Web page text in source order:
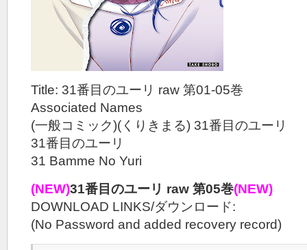
Title: 31番目のユーリ raw 第01-05巻
Associated Names
(一般コミック)(くりきまる) 31番目のユーリ
31番目のユーリ
31 Bamme No Yuri
(NEW)31番目のユーリ raw 第05巻(NEW)
DOWNLOAD LINKS/ダウンロード:
(No Password and added recovery record)